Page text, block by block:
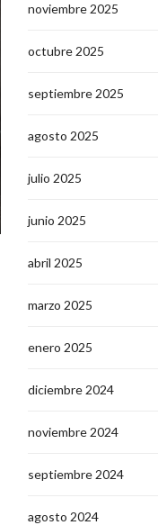
noviembre 2025
octubre 2025
septiembre 2025
agosto 2025
julio 2025
junio 2025
abril 2025
marzo 2025
enero 2025
diciembre 2024
noviembre 2024
septiembre 2024
agosto 2024